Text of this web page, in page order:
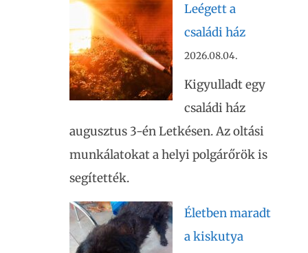
Leégett a
családi ház
2026.08.04.
Kigyulladt egy
családi ház
augusztus 3-én Letkésen. Az oltási
munkálatokat a helyi polgárőrök is
segítették.
Életben maradt
a kiskutya